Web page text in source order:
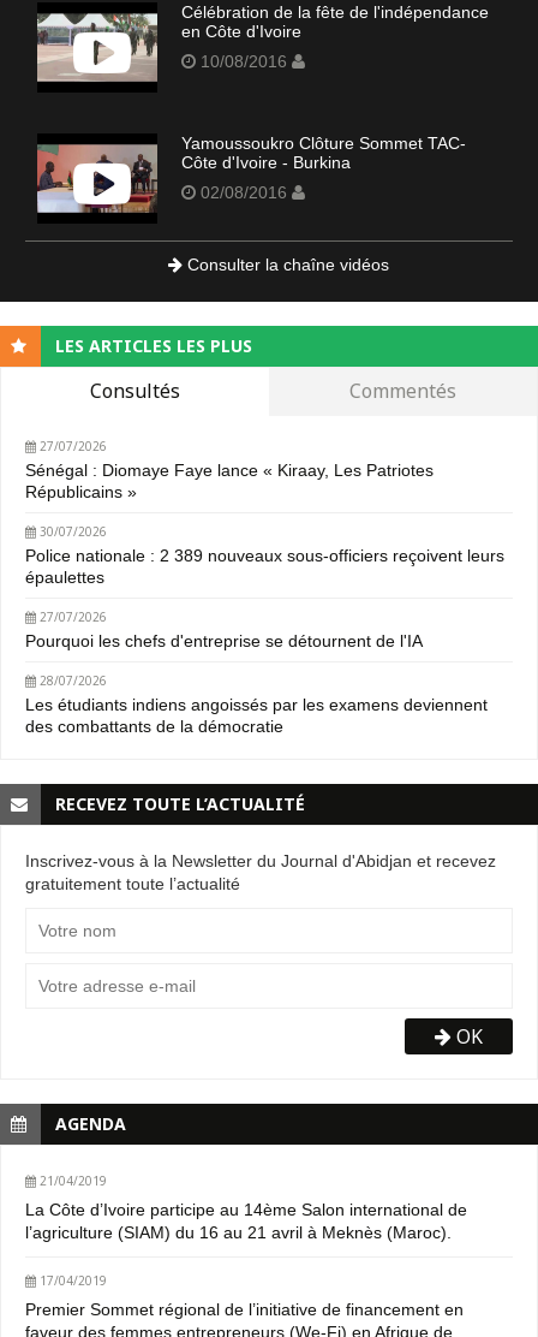
Célébration de la fête de l'indépendance
en Côte d'Ivoire
10/08/2016
Yamoussoukro Clôture Sommet TAC-
Côte d'Ivoire - Burkina
02/08/2016
Consulter la chaîne vidéos
LES ARTICLES LES PLUS
Consultés Commentés
27/07/2026
Sénégal : Diomaye Faye lance « Kiraay, Les Patriotes
Républicains »
30/07/2026
Police nationale : 2 389 nouveaux sous-officiers reçoivent leurs
épaulettes
27/07/2026
Pourquoi les chefs d'entreprise se détournent de l'IA
28/07/2026
Les étudiants indiens angoissés par les examens deviennent
des combattants de la démocratie
RECEVEZ TOUTE L’ACTUALITÉ
Inscrivez-vous à la Newsletter du Journal d'Abidjan et recevez
gratuitement toute l’actualité
OK
AGENDA
21/04/2019
La Côte d’Ivoire participe au 14ème Salon international de
l’agriculture (SIAM) du 16 au 21 avril à Meknès (Maroc).
17/04/2019
Premier Sommet régional de l’initiative de financement en
faveur des femmes entrepreneurs (We-Fi) en Afrique de